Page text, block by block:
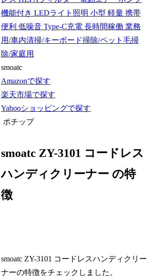
機能付き LEDライト照明 小型 軽量 携帯
便利 低噪音 Type-C充電 長時間稼働 業務
用/車内清掃/キーボード掃除/ペット毛掃
除/家庭用
smoatc
Amazonで探す
楽天市場で探す
Yahooショッピングで探す
ポチップ
smoatc ZY-3101 コードレス
ハンディクリーナー の特
徴
smoatc ZY-3101 コードレスハンディクリー
ナーの特徴をチェックしました。